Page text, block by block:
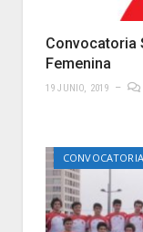
Convocatoria
Femenina
19 JUNIO, 2019